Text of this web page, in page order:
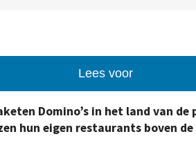
Lees voor
Domino’s in het land van
hun eigen restaurants boven